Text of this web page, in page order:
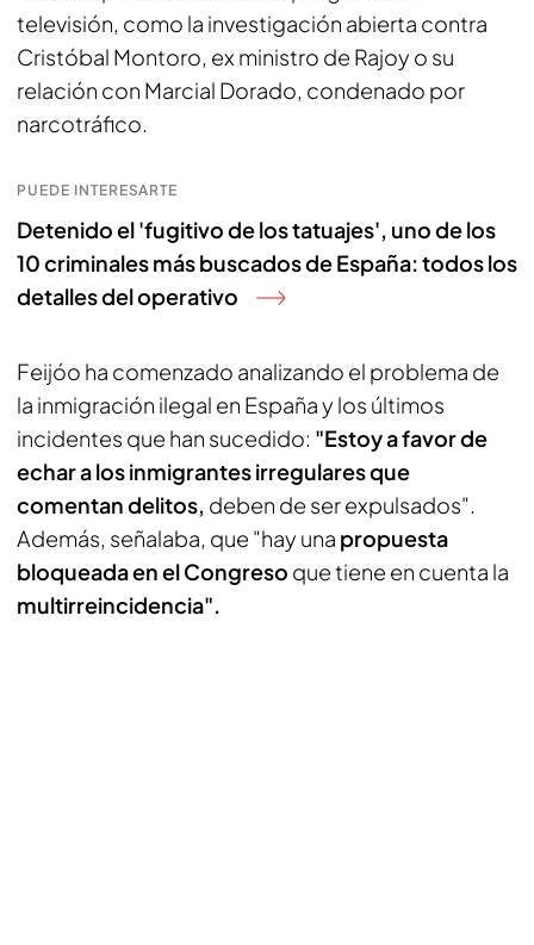
televisión, como la investigación abierta contra
Cristóbal Montoro, ex ministro de Rajoy o su
relación con Marcial Dorado, condenado por
narcotráfico.
PUEDE INTERESARTE
Detenido el 'fugitivo de los tatuajes', uno de los
10 criminales más buscados de España: todos los
detalles del operativo
Feijóo ha comenzado analizando el problema de
la inmigración ilegal en España y los últimos
incidentes que han sucedido: "Estoy a favor de
echar a los inmigrantes irregulares que
comentan delitos, deben de ser expulsados".
Además, señalaba, que "hay una propuesta
bloqueada en el Congreso que tiene en cuenta la
multirreincidencia".